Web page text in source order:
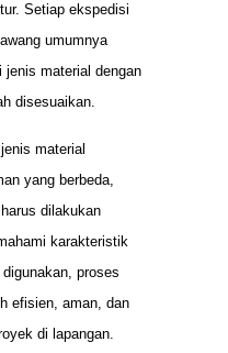
Setiap ekspedisi
umumnya
jenis material dengan
disesuaikan.
material
yang berbeda,
dilakukan
karakteristik
proses
efisien, aman, dan
di lapangan.